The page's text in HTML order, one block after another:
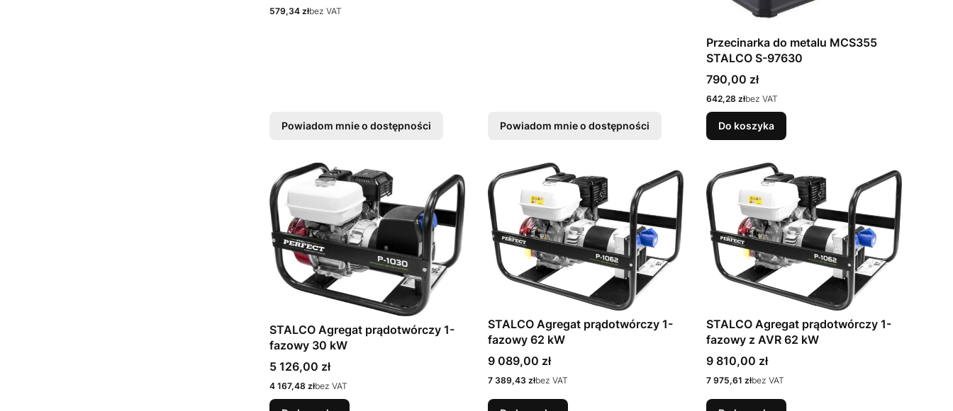
Cena
579,34 złbez VAT
Powiadom mnie o dostępności Powiadom mnie o dostępności
Przecinarka do metalu MCS355
STALCO S-97630
Cena
790,00 zł
Cena
642,28 złbez VAT
Do koszyka
STALCO Agregat prądotwórczy 1-
fazowy 30 kW
Cena
5 126,00 zł
Cena
4 167,48 złbez VAT
STALCO Agregat prądotwórczy 1-
fazowy 62 kW
Cena
9 089,00 zł
Cena
7 389,43 złbez VAT
STALCO Agregat prądotwórczy 1-
fazowy z AVR 62 kW
Cena
9 810,00 zł
Cena
7 975,61 złbez VAT